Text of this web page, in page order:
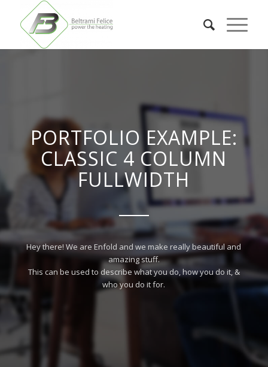
PORTFOLIO EXAMPLE:
CLASSIC 4 COLUMN
FULLWIDTH
Hey there! We are Enfold and we make really beautiful and
amazing stuff.
This can be used to describe what you do, how you do it, &
who you do it for.